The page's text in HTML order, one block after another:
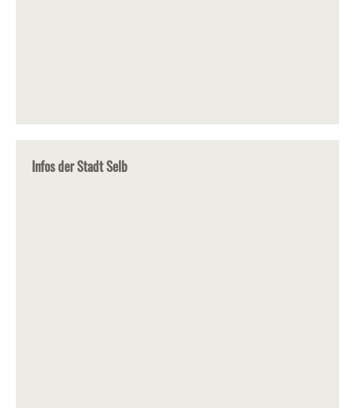
Infos der Stadt Selb